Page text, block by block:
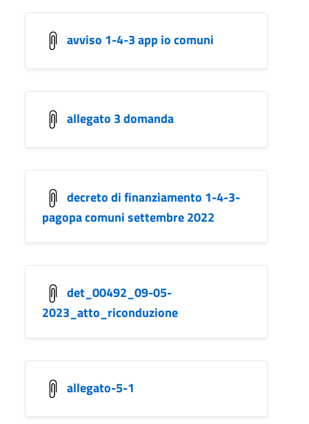
avviso 1-4-3 app io comuni
allegato 3 domanda
decreto di finanziamento 1-4-3-
pagopa comuni settembre 2022
det_00492_09-05-
2023_atto_riconduzione
allegato-5-1